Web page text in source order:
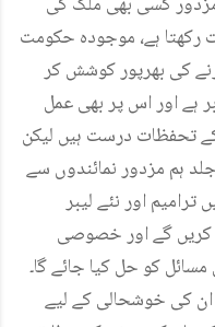
ہے، موجودہ حکومت
کی بھرپور کوشش کر
ہے اور اس پر بھی عمل
کے تحفظات درست ہیں لیکن
ہم مزدور نمائندوں سے
اور نئے لیبر
کریں گے اور خصوصی
کو حل کیا جائے گا۔
ان کی خوشحالی کے لیے